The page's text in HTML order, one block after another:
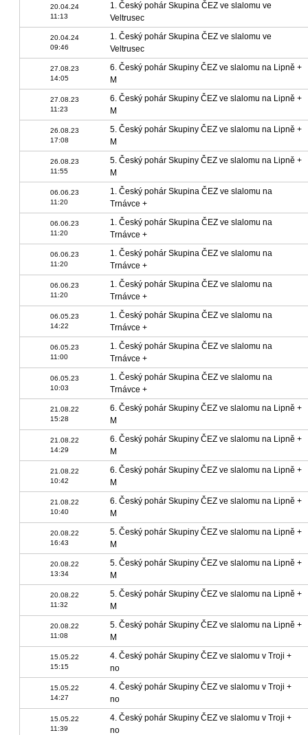
20.04.24
11:13
1. Český pohár Skupina ČEZ ve slalomu ve
Veltrusec
20.04.24
09:46
1. Český pohár Skupina ČEZ ve slalomu ve
Veltrusec
27.08.23
14:05
6. Český pohár Skupiny ČEZ ve slalomu na Lipně +
M
27.08.23
11:23
6. Český pohár Skupiny ČEZ ve slalomu na Lipně +
M
26.08.23
17:08
5. Český pohár Skupiny ČEZ ve slalomu na Lipně +
M
26.08.23
11:55
5. Český pohár Skupiny ČEZ ve slalomu na Lipně +
M
06.06.23
11:20
1. Český pohár Skupina ČEZ ve slalomu na
Trnávce +
06.06.23
11:20
1. Český pohár Skupina ČEZ ve slalomu na
Trnávce +
06.06.23
11:20
1. Český pohár Skupina ČEZ ve slalomu na
Trnávce +
06.06.23
11:20
1. Český pohár Skupina ČEZ ve slalomu na
Trnávce +
06.05.23
14:22
1. Český pohár Skupina ČEZ ve slalomu na
Trnávce +
06.05.23
11:00
1. Český pohár Skupina ČEZ ve slalomu na
Trnávce +
06.05.23
10:03
1. Český pohár Skupina ČEZ ve slalomu na
Trnávce +
21.08.22
15:28
6. Český pohár Skupiny ČEZ ve slalomu na Lipně +
M
21.08.22
14:29
6. Český pohár Skupiny ČEZ ve slalomu na Lipně +
M
21.08.22
10:42
6. Český pohár Skupiny ČEZ ve slalomu na Lipně +
M
21.08.22
10:40
6. Český pohár Skupiny ČEZ ve slalomu na Lipně +
M
20.08.22
16:43
5. Český pohár Skupiny ČEZ ve slalomu na Lipně +
M
20.08.22
13:34
5. Český pohár Skupiny ČEZ ve slalomu na Lipně +
M
20.08.22
11:32
5. Český pohár Skupiny ČEZ ve slalomu na Lipně +
M
20.08.22
11:08
5. Český pohár Skupiny ČEZ ve slalomu na Lipně +
M
15.05.22
15:15
4. Český pohár Skupiny ČEZ ve slalomu v Troji +
no
15.05.22
14:27
4. Český pohár Skupiny ČEZ ve slalomu v Troji +
no
15.05.22
11:39
4. Český pohár Skupiny ČEZ ve slalomu v Troji +
no